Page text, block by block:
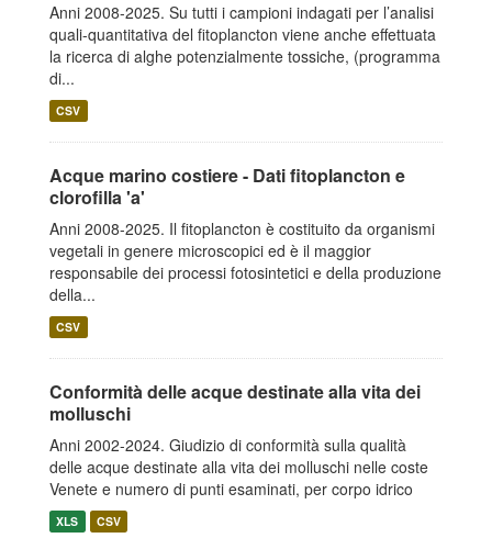
Anni 2008-2025. Su tutti i campioni indagati per l’analisi
quali-quantitativa del fitoplancton viene anche effettuata
la ricerca di alghe potenzialmente tossiche, (programma
di...
CSV
Acque marino costiere - Dati fitoplancton e
clorofilla 'a'
Anni 2008-2025. Il fitoplancton è costituito da organismi
vegetali in genere microscopici ed è il maggior
responsabile dei processi fotosintetici e della produzione
della...
CSV
Conformità delle acque destinate alla vita dei
molluschi
Anni 2002-2024. Giudizio di conformità sulla qualità
delle acque destinate alla vita dei molluschi nelle coste
Venete e numero di punti esaminati, per corpo idrico
XLS CSV